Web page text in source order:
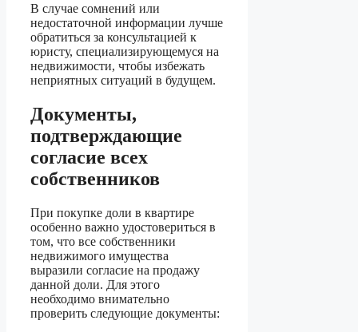
В случае сомнений или
недостаточной информации лучше
обратиться за консультацией к
юристу, специализирующемуся на
недвижимости, чтобы избежать
неприятных ситуаций в будущем.
Документы,
подтверждающие
согласие всех
собственников
При покупке доли в квартире
особенно важно удостовериться в
том, что все собственники
недвижимого имущества
выразили согласие на продажу
данной доли. Для этого
необходимо внимательно
проверить следующие документы: